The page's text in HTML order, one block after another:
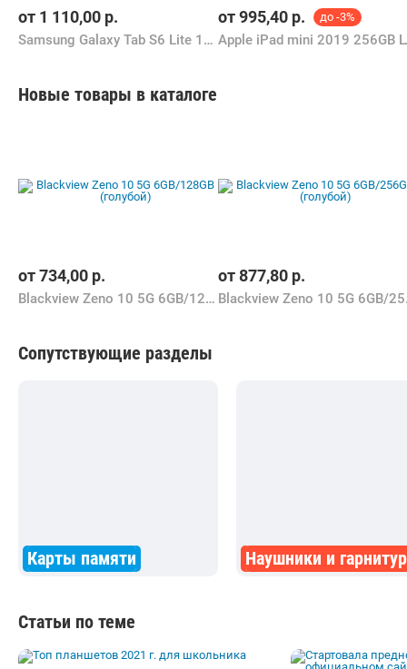
от 1 110,00 р.
Samsung Galaxy Tab S6 Lite 128GB Blue (SM-P610NZBESER)
от995,40 р. до -3%
Apple
Новые товары в каталоге
от734,00 р.
Blackview Zeno 10 5G 6GB/128GB (голубой)
от877,80 р.
Сопутствующие разделы
Карты памяти Наушники и
Статьи по теме